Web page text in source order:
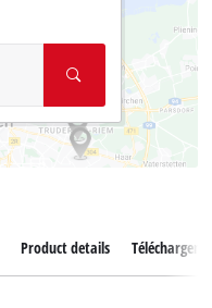
Product details